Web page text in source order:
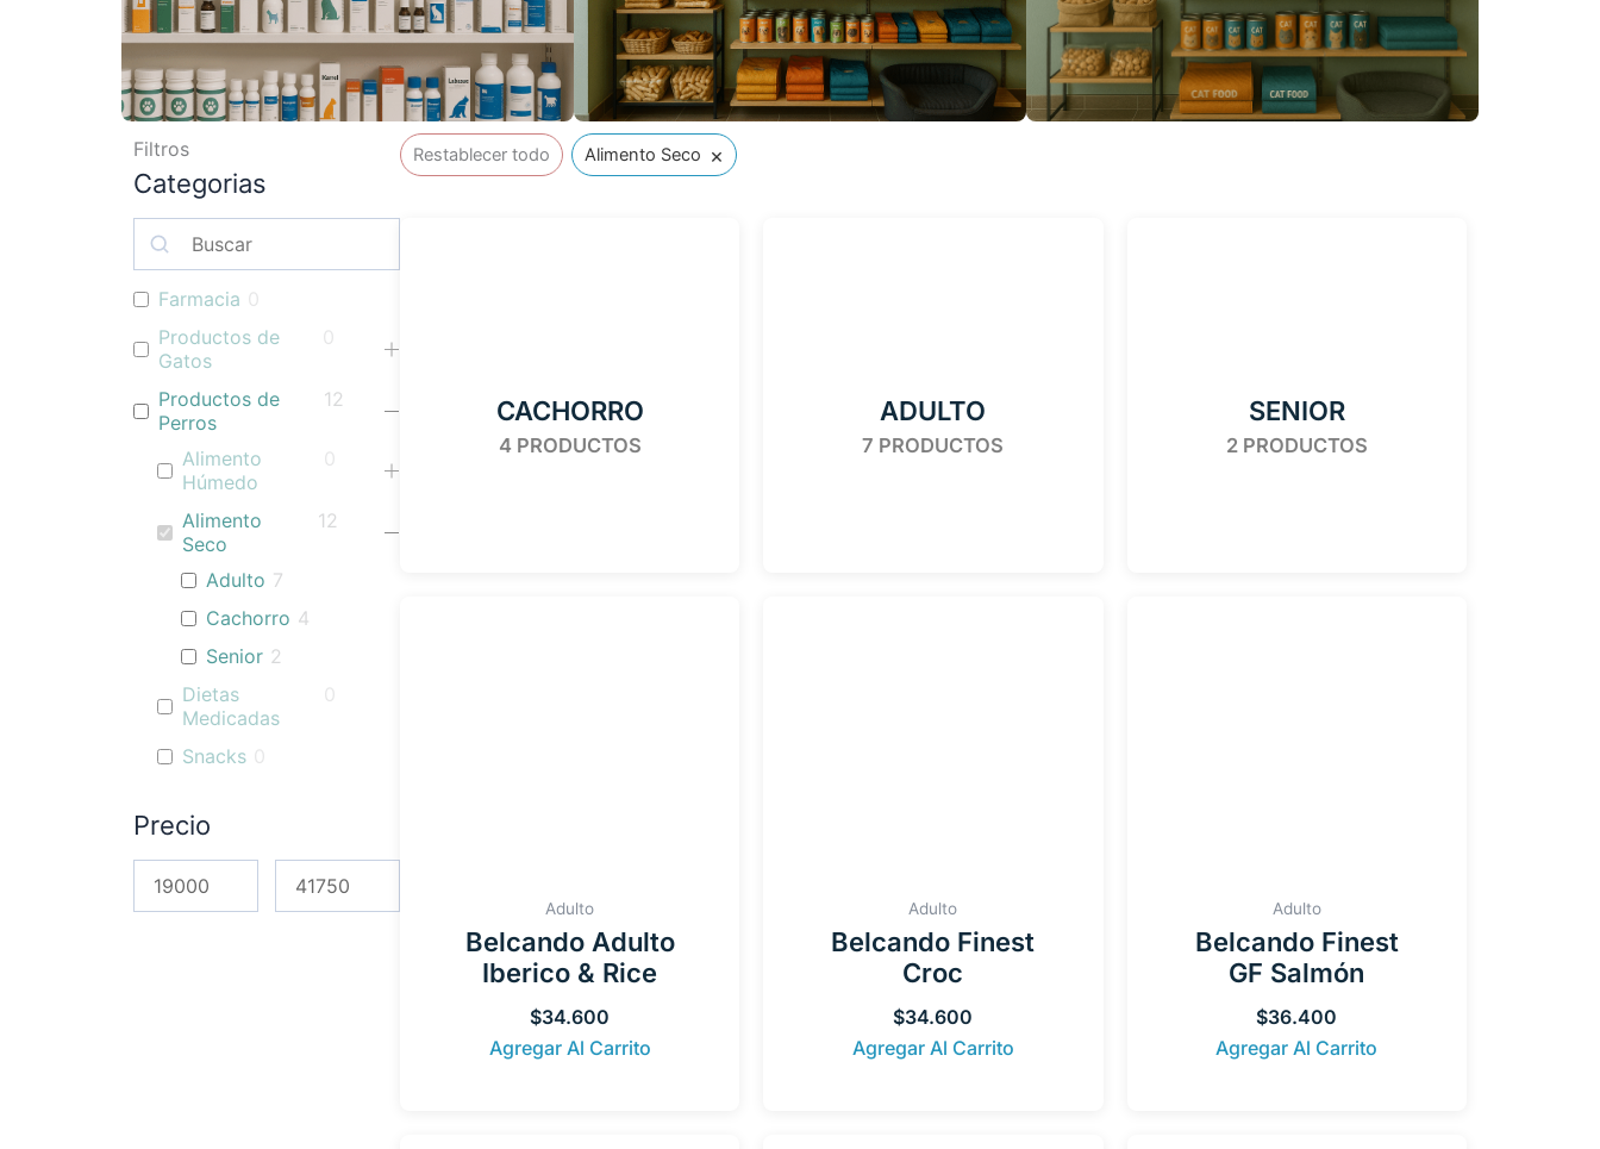
Filtros
Categorias
Farmacia 0
Productos de
Gatos
0
Productos de
Perros
12
Alimento
Húmedo
0
Alimento
Seco
12
Adulto 7
Cachorro 4
Senior 2
Dietas
Medicadas
0
Snacks 0
Precio
Restablecer todo Alimento Seco ×
CACHORRO
4 PRODUCTOS
ADULTO
7 PRODUCTOS
SENIOR
2 PRODUCTOS
Adulto
Belcando Adulto
Iberico & Rice
$34.600
Agregar Al Carrito
Adulto
Belcando Finest
Croc
$34.600
Agregar Al Carrito
Adulto
Belcando Finest
GF Salmón
$36.400
Agregar Al Carrito